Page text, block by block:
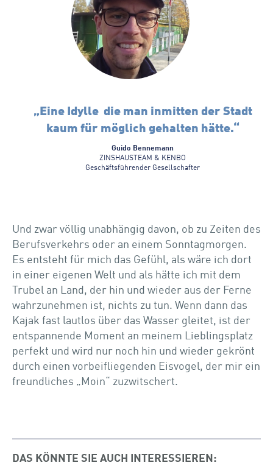
„Eine Idylle die man inmitten der Stadt
kaum für möglich gehalten hätte.“
Guido Bennemann
ZINSHAUSTEAM & KENBO
Geschäftsführender Gesellschafter
Und zwar völlig unabhängig davon, ob zu Zeiten des
Berufsverkehrs oder an einem Sonntagmorgen.
Es entsteht für mich das Gefühl, als wäre ich dort
in einer eigenen Welt und als hätte ich mit dem
Trubel an Land, der hin und wieder aus der Ferne
wahrzunehmen ist, nichts zu tun. Wenn dann das
Kajak fast lautlos über das Wasser gleitet, ist der
entspannende Moment an meinem Lieblingsplatz
perfekt und wird nur noch hin und wieder gekrönt
durch einen vorbeifliegenden Eisvogel, der mir ein
freundliches „Moin“ zuzwitschert.
DAS KÖNNTE SIE AUCH INTERESSIEREN: